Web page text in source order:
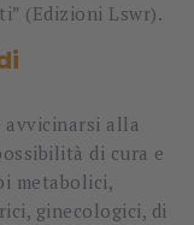
(Edizioni Lswr).
alla
di cura e
metabolici,
ginecologici, di